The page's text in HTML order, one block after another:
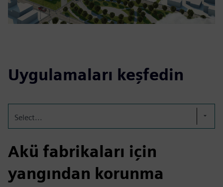
Uygulamaları keşfedin
Select...
Akü fabrikaları için
yangından korunma